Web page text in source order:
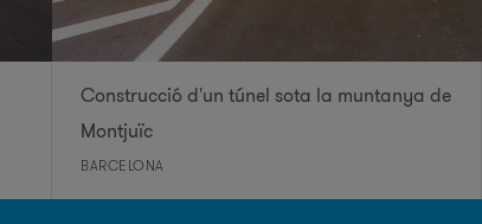
Construcció d'un túnel sota la muntanya de
Montjuïc
BARCELONA